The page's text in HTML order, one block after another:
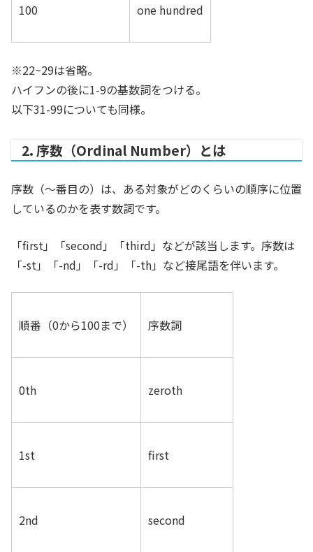
100 one hundred
※22~29は省略。
ハイフンの後に1-9の基数詞をつける。
以下31-99についても同様。
2. 序数（Ordinal Number）とは
序数（〜番目の）は、ある対象がどのくらいの順序に位置
しているのかを表す数詞です。
「first」「second」「third」などが該当します。序数は
「-st」「-nd」「-rd」「-th」など接尾語を伴います。
順番（0から100まで） 序数詞
0th zeroth
1st first
2nd second